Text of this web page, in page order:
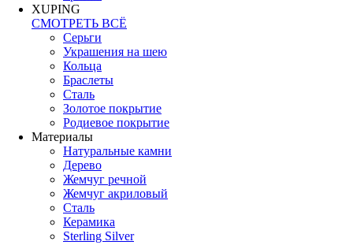
XUPING
СМОТРЕТЬ ВСЁ
Серьги
Украшения на шею
Кольца
Браслеты
Сталь
Золотое покрытие
Родиевое покрытие
Материалы
Натуральные камни
Дерево
Жемчуг речной
Жемчуг акриловый
Сталь
Керамика
Sterling Silver